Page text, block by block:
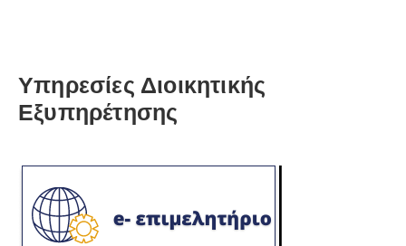
Υπηρεσίες Διοικητικής
Εξυπηρέτησης